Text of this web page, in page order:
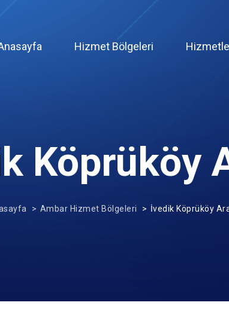
(current)Hizmet Bölgeleri
Köprüköy
Ambar Hizmet Bölgeleri İvedik Köprüköy